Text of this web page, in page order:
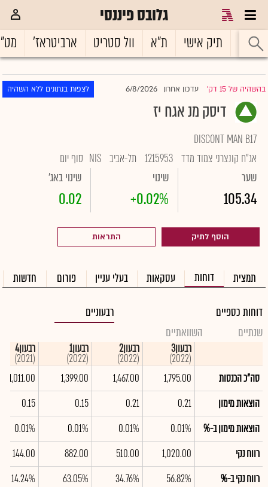
גלובס פיננסי
ראשי תיק אישי ת"א וול סטריט ארביטראז'
בהשהיה של 15 דק' |עדכון אחרון 6/8/2026 לצפות בנתונים ללא השהיה
דיסק מנ אגח יז
DISCONT MAN B17
אג"ח קונצרני צמוד מדד 1215953 תל-אביב NIS סוף יום
שער
105.34
שינוי
+0.02%
שינוי באג'
0.02
הוסף לתיק התראות
תמצית דוחות עסקאות בעלי עניין פורום חדשות
דוחות כספיים
רבעוניים
שנתיים
השוואתיים
רבעון3
(2022)
רבעון2
(2022)
רבעון1
(2022)
רבעון4
(2021)
סה"כ הכנסות
1,795.00
1,467.00
1,399.00
1,011.00
הוצאות מימון
0.21
0.21
0.15
0.15
הוצאות מימון ב-%
0.01%
0.01%
0.01%
0.01%
רווח נקי
1,020.00
510.00
882.00
144.00
רווח נקי ב-%
56.82%
34.76%
63.05%
14.24%